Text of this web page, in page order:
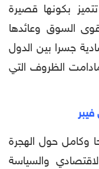
بكونها قصيرة
السوق وعائدها
جسرا بين الدول
مادامت الظروف التي
وكامل حول الهجرة
والسياسة